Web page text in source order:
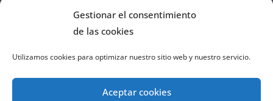
Gestionar el consentimiento
de las cookies
Utilizamos cookies para optimizar nuestro sitio web y nuestro servicio.
Aceptar cookies
Política de cookies (UE)